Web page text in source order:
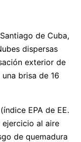
de Cuba,
dispersas
exterior de
brisa de 16
EPA de EE.
ejercicio al aire
de quemadura